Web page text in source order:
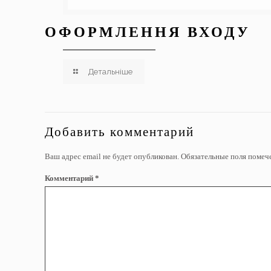
ОФОРМЛЕННЯ ВХОДУ
Детальніше
Добавить комментарий
Ваш адрес email не будет опубликован. Обязательные поля
Комментарий*